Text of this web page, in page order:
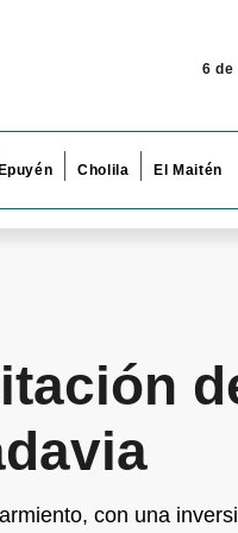
6 de
Epuyén Cholila El Maitén
con una